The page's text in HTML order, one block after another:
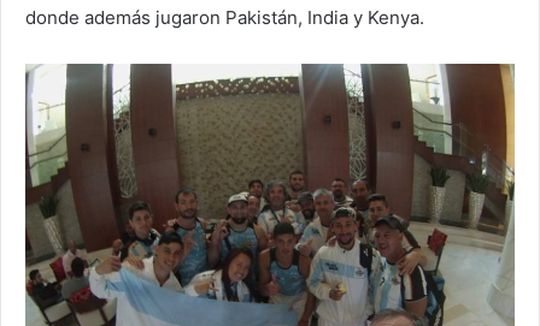
donde además jugaron Pakistán, India y Kenya.